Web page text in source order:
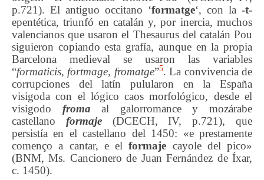
p.721). El antiguo occitano ‘formatge‘, con la -t-
epentética, triunfó en catalán y, por inercia, muchos
valencianos que usaron el Thesaurus del catalán Pou
siguieron copiando esta grafía, aunque en la propia
Barcelona medieval se usaron las variables
“formaticis, fortmage, fromatge”5. La convivencia de
corrupciones del latín pulularon en la España
visigoda con el lógico caos morfológico, desde el
visigodo froma al galorromance y mozárabe
castellano
formaje(DCECH, IV, p.721), que
persistía en el castellano del 1450: «e prestamente
començo a cantar, e elformaje cayole del pico»
(BNM, Ms. Cancionero de Juan Fernández de Íxar,
c. 1450).